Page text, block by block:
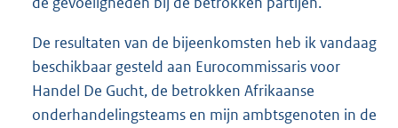
De resultaten van de bijeenkomsten heb ik vandaag
beschikbaar gesteld aan Eurocommissaris voor
Handel De Gucht, de betrokken Afrikaanse
onderhandelingsteams en mijn ambtsgenoten in de